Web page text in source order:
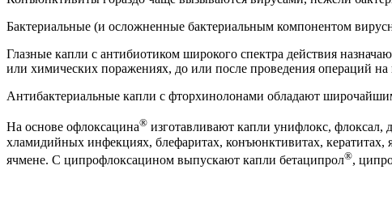
Бактериальные (и осложненные бактериальным компонентом
Глазные капли с антибиотиком широкого спектра действия
или химических поражениях, до или после проведения операций на
Антибактериальные капли с фторхинолонами обладают
На основе офлоксацина® изготавливают капли унифлокс, флоксал,
хламидийных инфекциях, блефаритах, конъюнктивитах,
ячмене. С ципрофлоксацином выпускают капли бетаципрол®,